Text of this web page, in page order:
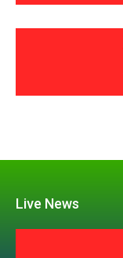
Live News